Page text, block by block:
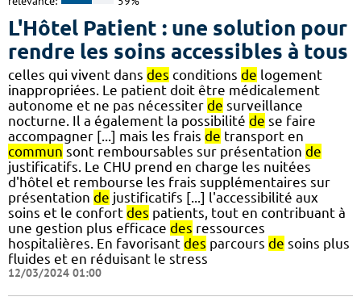
L'Hôtel Patient : une solution pour
rendre les soins accessibles à tous
celles qui vivent dans des conditions de logement
inappropriées. Le patient doit être médicalement
autonome et ne pas nécessiter de surveillance
nocturne. Il a également la possibilité de se faire
accompagner [...] mais les frais de transport en
commun sont remboursables sur présentation de
justificatifs. Le CHU prend en charge les nuitées
d'hôtel et rembourse les frais supplémentaires sur
présentation de justificatifs [...] l'accessibilité aux
soins et le confort des patients, tout en contribuant à
une gestion plus efficace des ressources
hospitalières. En favorisant des parcours de soins plus
fluides et en réduisant le stress
12/03/2024 01:00